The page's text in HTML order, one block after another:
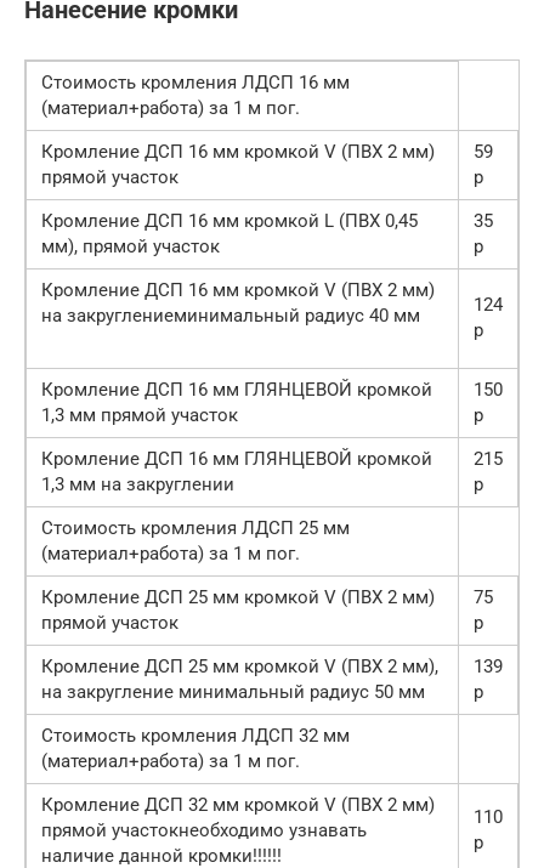
Нанесение кромки
Стоимость кромления ЛДСП 16 мм
(материал+работа) за 1 м пог.
Кромление ДСП 16 мм кромкой V (ПВХ 2 мм)
прямой участок
59
р
Кромление ДСП 16 мм кромкой L (ПВХ 0,45
мм), прямой участок
35
р
Кромление ДСП 16 мм кромкой V (ПВХ 2 мм)
на закруглениеминимальный радиус 40 мм
124
р
Кромление ДСП 16 мм ГЛЯНЦЕВОЙ кромкой
1,3 мм прямой участок
150
р
Кромление ДСП 16 мм ГЛЯНЦЕВОЙ кромкой
1,3 мм на закруглении
215
р
Стоимость кромления ЛДСП 25 мм
(материал+работа) за 1 м пог.
Кромление ДСП 25 мм кромкой V (ПВХ 2 мм)
прямой участок
75
р
Кромление ДСП 25 мм кромкой V (ПВХ 2 мм),
на закругление минимальный радиус 50 мм
139
р
Стоимость кромления ЛДСП 32 мм
(материал+работа) за 1 м пог.
Кромление ДСП 32 мм кромкой V (ПВХ 2 мм)
прямой участокнеобходимо узнавать
наличие данной кромки!!!!!!
110
р